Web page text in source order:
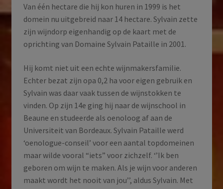
Van één hectare die hij kon huren in 1999 is het
domein nu uitgebreid naar 14 hectare. Sylvain zette
zijn wijndorp eigenhandig op de kaart met de
oprichting van Domaine Sylvain Pataille in 2001.
Hij komt niet uit een echte wijnmakersfamilie.
Echter bezat zijn opa 0,2 ha voor eigen gebruik en
Sylvain was daar vaak tussen de wijnstokken te
vinden. Op zijn 14e ging hij naar de wijnschool in
Beaune en studeerde als oenoloog af aan de
Universiteit van Bordeaux. Sylvain Pataille werd
‘oenologue-conseil’ voor een aantal topdomeinen
maar wilde vooral “iets” voor zichzelf. ‘’Ik ben
geboren om wijn te maken. Als je wijn voor anderen
maakt wordt het nooit van jou’’, aldus Sylvain. Met